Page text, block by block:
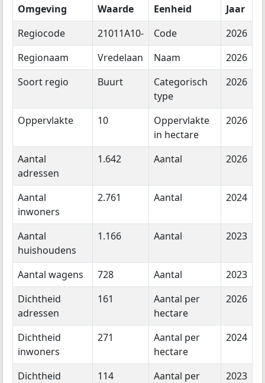
Omgeving
Waarde Eenheid
Jaar
Regiocode
21011A10- Code
2026
Regionaam
Vredelaan Naam
2026
Soort regio
Buurt
Categorisch
type
2026
Oppervlakte 10
Oppervlakte
in hectare
2026
Aantal
adressen
1.642 Aantal 2026
Aantal
inwoners
2.761 Aantal 2024
Aantal
huishoudens
1.166 Aantal 2023
Aantal wagens 728 Aantal
2023
Dichtheid
adressen
161
Aantal per
hectare
2026
Dichtheid
inwoners
271
Aantal per
hectare
2024
Dichtheid 114 Aantal per 2023